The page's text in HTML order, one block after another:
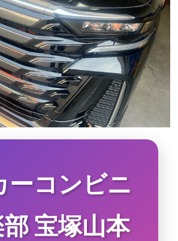
ーコンビニ
宝塚山本